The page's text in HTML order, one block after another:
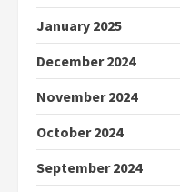
January 2025
December 2024
November 2024
October 2024
September 2024